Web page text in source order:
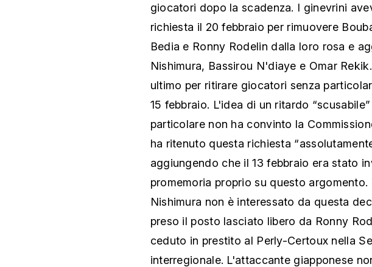
giocatori dopo la scadenza. I ginevrini
richiesta il 20 febbraio per rimuovere
Bedia e Ronny Rodelin dalla loro rosa e
Nishimura, Bassirou N'diaye e Omar
ultimo per ritirare giocatori senza
15 febbraio. L'idea di un ritardo
particolare non ha convinto la
ha ritenuto questa richiesta
aggiungendo che il 13 febbraio era stato
promemoria proprio su questo argomento.
Nishimura non è interessato da questa
preso il posto lasciato libero da Ronny
ceduto in prestito al Perly-Certoux nella
interregionale. L'attaccante giapponese